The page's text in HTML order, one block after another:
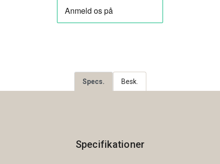
Specs. Besk.
Specifikationer